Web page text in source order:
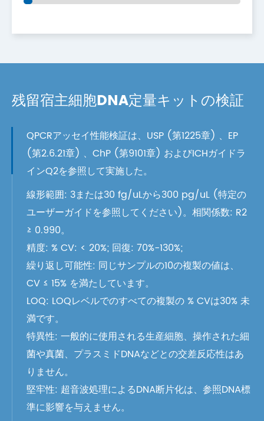
残留宿主細胞DNA定量キットの検証
QPCRアッセイ性能検証は、USP (第1225章) 、EP
(第2.6.21章) 、ChP (第9101章) およびICHガイドラ
インQ2を参照して実施した。
線形範囲: 3または30 fg/uLから300 pg/uL (特定の
ユーザーガイドを参照してください)。相関係数: R2
≥ 0.990。
精度: % CV: < 20%; 回復: 70%-130%;
繰り返し可能性: 同じサンプルの10の複製の値は、
CV ≤ 15% を満たしています。
LOQ: LOQレベルでのすべての複製の % CVは30% 未
満です。
特異性: 一般的に使用される生産細胞、操作された細
菌や真菌、プラスミドDNAなどとの交差反応性はあ
りません。
堅牢性: 超音波処理によるDNA断片化は、参照DNA標
準に影響を与えません。